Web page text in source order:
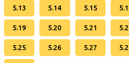
5.13 5.14 5.15
5.19 5.20 5.21
5.25 5.26 5.27